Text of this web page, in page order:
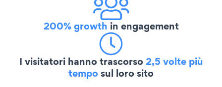
200% growth in engagement
I visitatori hanno trascorso2,5 volte più
temposul loro sito